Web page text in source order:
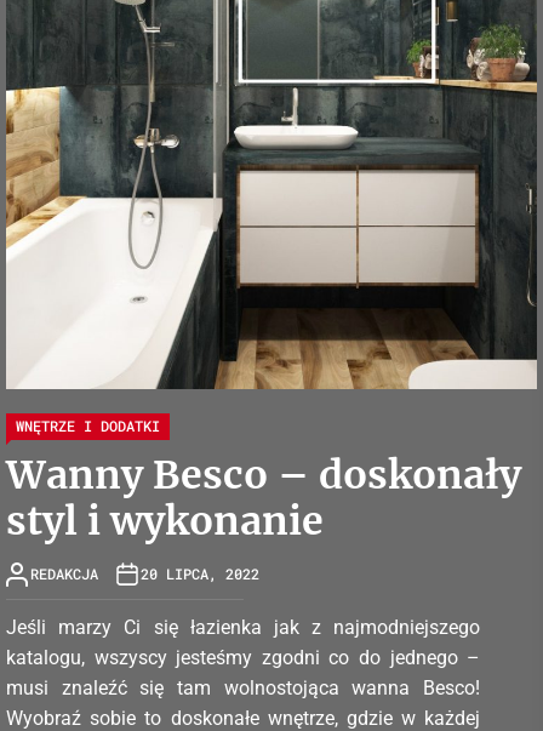
WNĘTRZE I DODATKI
Wanny Besco – doskonały
styl i wykonanie
REDAKCJA 20 LIPCA, 2022
Jeśli marzy Ci się łazienka jak z najmodniejszego
katalogu, wszyscy jesteśmy zgodni co do jednego –
musi znaleźć się tam wolnostojąca wanna Besco!
Wyobraź sobie to doskonałe wnętrze, gdzie w każdej